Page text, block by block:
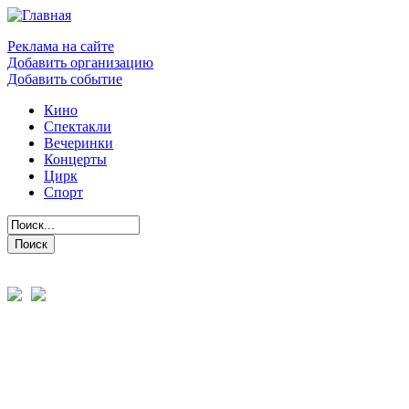
Реклама на сайте
Добавить организацию
Добавить событие
Кино
Спектакли
Вечеринки
Концерты
Цирк
Спорт